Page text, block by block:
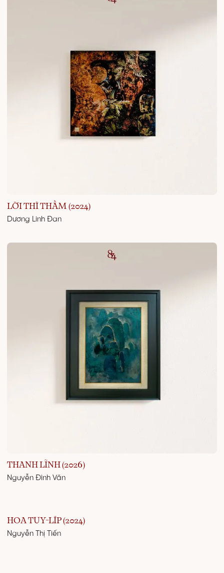
LỜI THÌ THẦM (2024)
Dương Linh Đan
THANH LĨNH (2026)
Nguyễn Đình Văn
HOA TUY-LÍP (2024)
Nguyễn Thị Tiến